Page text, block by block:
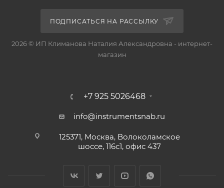
ПОДПИСАТЬСЯ НА РАССЫЛКУ
2026 © ИП Климанова Наталия Александровна - интернет-
магазин
+7 925 5026468
info@instrumentsnab.ru
125371, Москва, Волоколамское
шоссе, 116с1, офис 437